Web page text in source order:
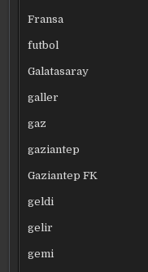
Fransa
futbol
Galatasaray
galler
gaz
gaziantep
Gaziantep FK
geldi
gelir
gemi